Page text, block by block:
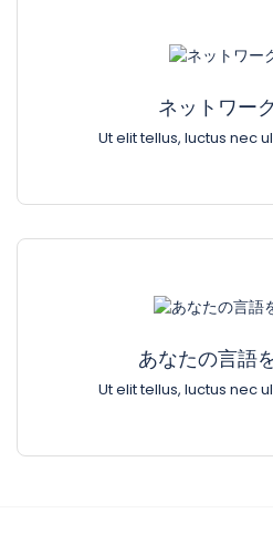
ネットワー
Ut elit tellus, luctus nec
あなたの言語
Ut elit tellus, luctus nec